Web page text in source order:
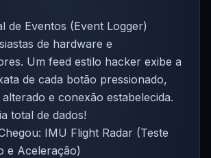
de Eventos (Event Logger)
de hardware e
Um feed estilo hacker exibe a
de cada botão pressionado,
e conexão estabelecida.
total de dados!
IMU Flight Radar (Teste
e Aceleração)